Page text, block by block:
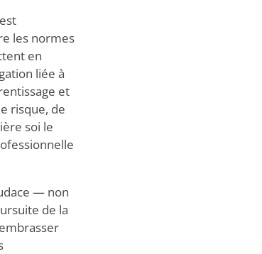
les normes
en
liée à
et
risque, de
soi le
— non
de la